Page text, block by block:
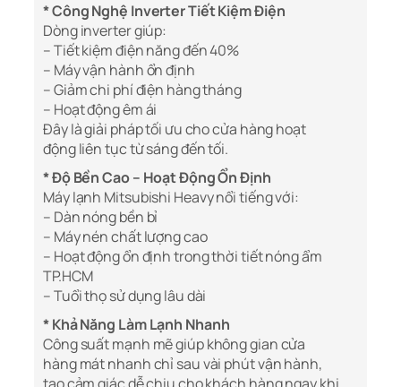
* Công Nghệ Inverter Tiết Kiệm Điện
Dòng inverter giúp:
– Tiết kiệm điện năng đến 40%
– Máy vận hành ổn định
– Giảm chi phí điện hàng tháng
– Hoạt động êm ái
Đây là giải pháp tối ưu cho cửa hàng hoạt
động liên tục từ sáng đến tối.
* Độ Bền Cao – Hoạt Động Ổn Định
Máy lạnh Mitsubishi Heavy nổi tiếng với:
– Dàn nóng bền bỉ
– Máy nén chất lượng cao
– Hoạt động ổn định trong thời tiết nóng ẩm
TP.HCM
– Tuổi thọ sử dụng lâu dài
* Khả Năng Làm Lạnh Nhanh
Công suất mạnh mẽ giúp không gian cửa
hàng mát nhanh chỉ sau vài phút vận hành,